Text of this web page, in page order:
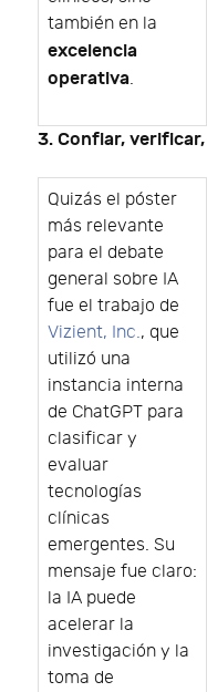
también en la
excelencia
operativa.
3. Confiar,
Quizás el póster
más relevante
para el debate
general sobre IA
fue el trabajo de
Vizient, Inc., que
utilizó una
instancia interna
de ChatGPT para
clasificar y
evaluar
tecnologías
clínicas
emergentes. Su
mensaje fue claro:
la IA puede
acelerar la
investigación y la
toma de